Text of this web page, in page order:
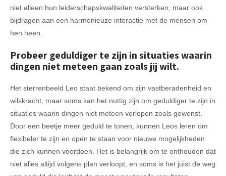
niet alleen hun leiderschapskwaliteiten versterken, maar ook
bijdragen aan een harmonieuze interactie met de mensen om
hen heen.
Probeer geduldiger te zijn in situaties waarin
dingen niet meteen gaan zoals jij wilt.
Het sterrenbeeld Leo staat bekend om zijn vastberadenheid en
wilskracht, maar soms kan het nuttig zijn om geduldiger te zijn in
situaties waarin dingen niet meteen verlopen zoals gewenst.
Door een beetje meer geduld te tonen, kunnen Leos leren om
flexibeler te zijn en open te staan voor nieuwe mogelijkheden
die zich kunnen voordoen. Het is belangrijk om te onthouden dat
niet alles altijd volgens plan verloopt, en soms is het juist de weg